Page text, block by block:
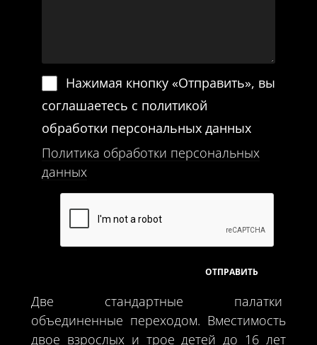
Нажимая кнопку «Отправить», вы
соглашаетесь с политикой
обработки персональных данных
Политика обработки персональных
данных
Две стандартные палатки
объединенные переходом. Вместимость
двое взрослых и трое детей до 16 лет